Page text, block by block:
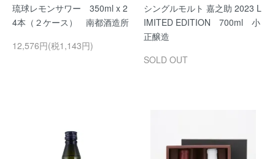
琉球レモンサワー 350ml x 2
4本（２ケース） 南都酒造所
12,576円(税1,143円)
シングルモルト 嘉之助 2023 L
IMITED EDITION 700ml 小
正醸造
SOLD OUT